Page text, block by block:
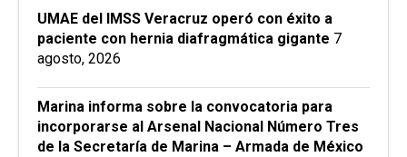
UMAE del IMSS Veracruz operó con éxito a
paciente con hernia diafragmática gigante 7
agosto, 2026
Marina informa sobre la convocatoria para
incorporarse al Arsenal Nacional Número Tres
de la Secretaría de Marina – Armada de México